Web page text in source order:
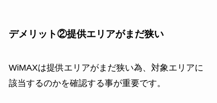
デメリット②提供エリアがまだ狭い
WiMAXは提供エリアがまだ狭い為、対象エリアに
該当するのかを確認する事が重要です。